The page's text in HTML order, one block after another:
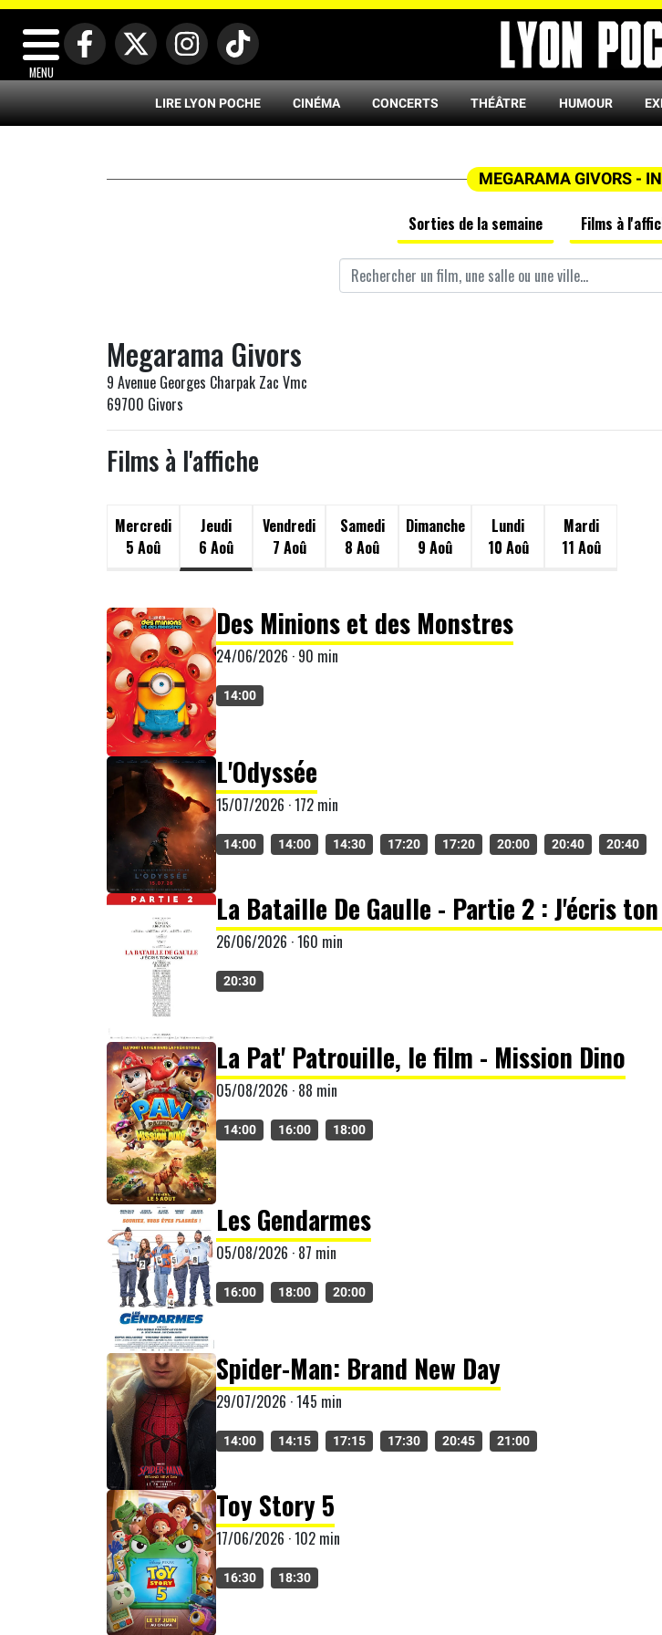
MENU
LIRE LYON POCHE CINÉMA CONCERTS THÉÂTRE HUMOUR
MEGARAMA GIVORS -
Sorties de la semaine Films à
Megarama Givors
9 Avenue Georges Charpak Zac Vmc
69700 Givors
Films à l'affiche
Mercredi
5 Aoû
Jeudi
6 Aoû
Vendredi
7 Aoû
Samedi
8 Aoû
Dimanche
9 Aoû
Lundi
10 Aoû
Mardi
11 Aoû
Des Minions et des Monstres
24/06/2026 · 90 min
14:00
L'Odyssée
15/07/2026 · 172 min
14:00 14:00 14:30 17:20 17:20 20:00 20:40 20:40
La Bataille De Gaulle - Partie 2 : J'écris
26/06/2026 · 160 min
20:30
La Pat' Patrouille, le film - Mission Dino
05/08/2026 · 88 min
14:00 16:00 18:00
Les Gendarmes
05/08/2026 · 87 min
16:00 18:00 20:00
Spider-Man: Brand New Day
29/07/2026 · 145 min
14:00 14:15 17:15 17:30 20:45 21:00
Toy Story 5
17/06/2026 · 102 min
16:30 18:30